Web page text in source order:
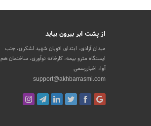
از پشت ابر بیرون بیاید
میدان آزادی، ابتدای اتوبان شهید لشکری، جنب
ایستگاه مترو بیمه، کارخانه نوآوری، ساختمان هم
آوا، اخباررسمی
support@akhbarrasmi.com